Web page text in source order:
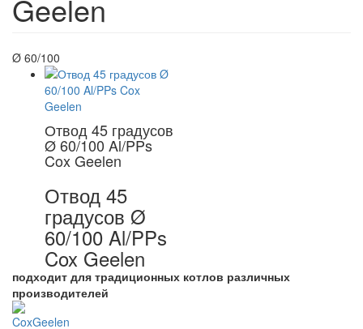
Geelen
Ø 60/100
Отвод 45 градусов
Ø 60/100 Al/PPs
Cox Geelen
Отвод 45
градусов Ø
60/100 Al/PPs
Cox Geelen
подходит для традиционных котлов различных
производителей